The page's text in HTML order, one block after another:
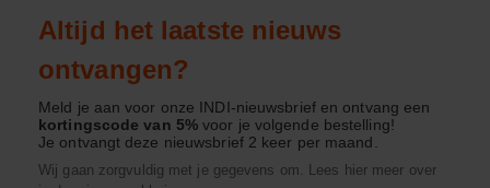
Altijd het laatste nieuws
ontvangen?
Meld je aan voor onze INDI-nieuwsbrief en ontvang een
kortingscode van 5%voor je volgende bestelling!
Je ontvangt deze nieuwsbrief 2 keer per maand.
Wij gaan zorgvuldig met je gegevens om. Lees hier meer over